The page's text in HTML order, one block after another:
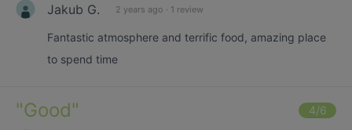
Jakub G. 2 years ago · 1 review
Fantastic atmosphere and terrific food, amazing place
to spend time
"Good" 4/6